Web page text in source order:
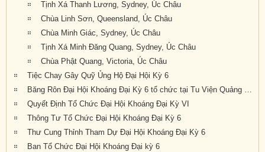
Tịnh Xá Thanh Lương, Sydney, Úc Châu
Chùa Linh Sơn, Queensland, Úc Châu
Chùa Minh Giác, Sydney, Úc Châu
Tịnh Xá Minh Đăng Quang, Sydney, Úc Châu
Chùa Phật Quang, Victoria, Úc Châu
Tiệc Chay Gây Quỹ Ủng Hộ Đại Hội Kỳ 6
Băng Rôn Đại Hội Khoáng Đại Kỳ 6 tổ chức tại Tu Viện Quảng Đức từ ngày 20 đến 22 tháng 9 năm 2019
Quyết Định Tổ Chức Đại Hội Khoáng Đại Kỳ VI
Thông Tư Tổ Chức Đại Hội Khoáng Đại Kỳ 6
Thư Cung Thỉnh Tham Dự Đại Hội Khoáng Đại Kỳ 6
Ban Tổ Chức Đại Hội Khoáng Đại kỳ 6